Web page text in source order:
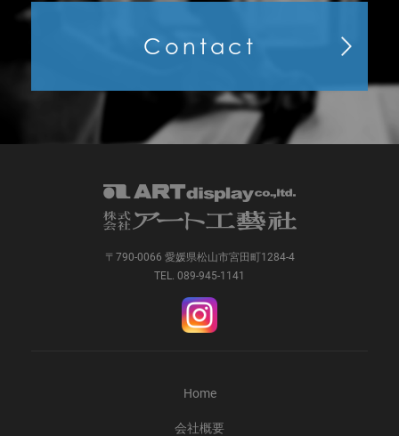
Contact
〒790-0066 愛媛県松山市宮田町1284-4
TEL. 089-945-1141
Home
会社概要